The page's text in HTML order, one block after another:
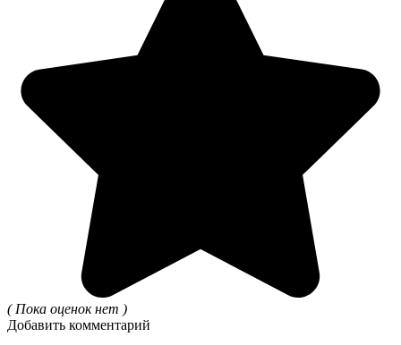
( Пока оценок нет )
Добавить комментарий